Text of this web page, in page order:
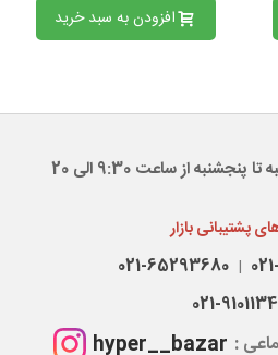
افزودن به سبد خرید
از ساعت 9:30 الی 20
پشتیبانی بازار
|
021-65293680
021-
:
hyper__bazar